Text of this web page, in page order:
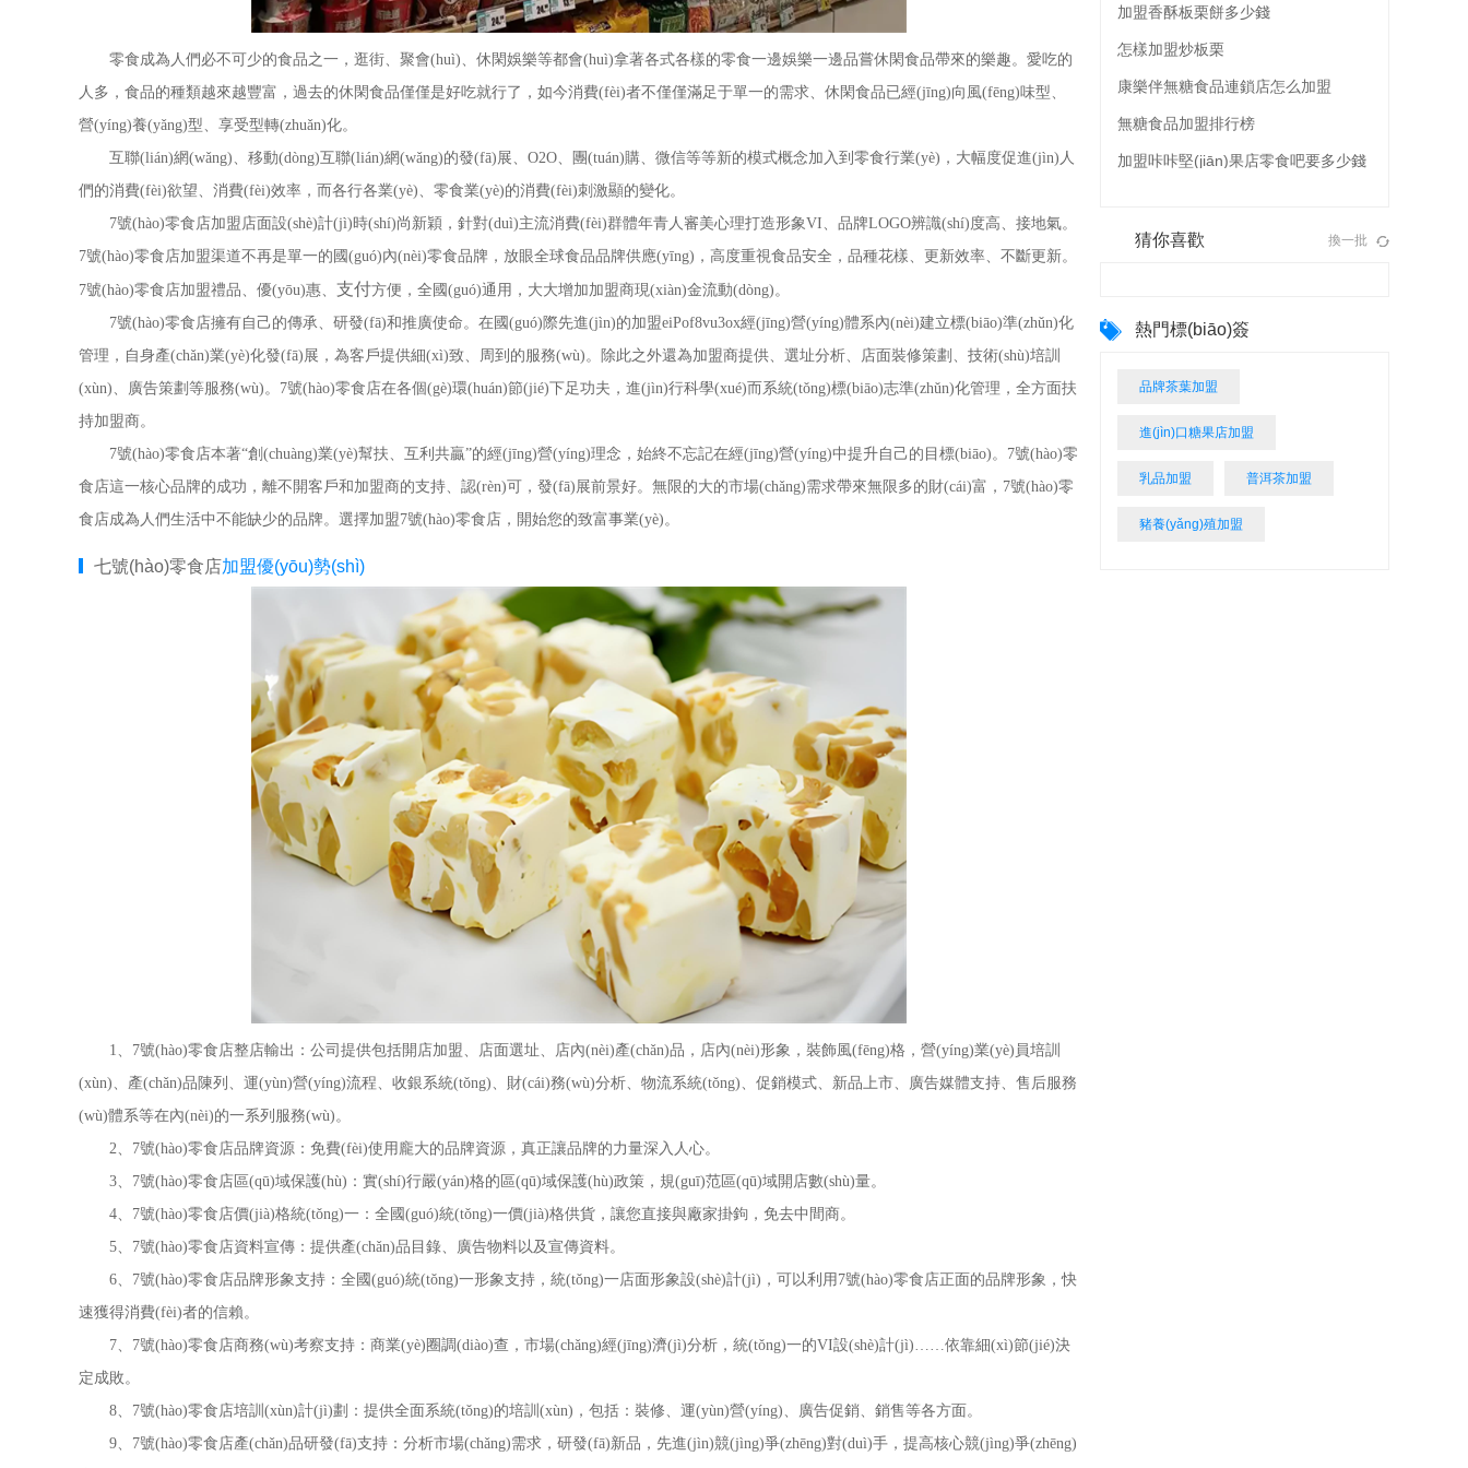
零食成為人們必不可少的食品之一，逛街、聚會(huì)、休閑娛樂等都會(huì)拿著各式各樣的零食一邊娛樂一邊品嘗休閑食品帶來的樂趣。愛吃的
人多，食品的種類越來越豐富，過去的休閑食品僅僅是好吃就行了，如今消費(fèi)者不僅僅滿足于單一的需求、休閑食品已經(jīng)向風(fēng)味型、
營(yíng)養(yǎng)型、享受型轉(zhuǎn)化。
互聯(lián)網(wǎng)、移動(dòng)互聯(lián)網(wǎng)的發(fā)展、O2O、團(tuán)購、微信等等新的模式概念加入到零食行業(yè)，大幅度促進(jìn)人
們的消費(fèi)欲望、消費(fèi)效率，而各行各業(yè)、零食業(yè)的消費(fèi)刺激顯的變化。
7號(hào)零食店加盟店面設(shè)計(jì)時(shí)尚新穎，針對(duì)主流消費(fèi)群體年青人審美心理打造形象VI、品牌LOGO辨識(shí)度高、接地氣。
7號(hào)零食店加盟渠道不再是單一的國(guó)內(nèi)零食品牌，放眼全球食品品牌供應(yīng)，高度重視食品安全，品種花樣、更新效率、不斷更新。
7號(hào)零食店加盟禮品、優(yōu)惠、 支付方便，全國(guó)通用，大大增加加盟商現(xiàn)金流動(dòng)。
7號(hào)零食店擁有自己的傳承、研發(fā)和推廣使命。在國(guó)際先進(jìn)的加盟eiPof8vu3ox經(jīng)營(yíng)體系內(nèi)建立標(biāo)準(zhǔn)化
管理，自身產(chǎn)業(yè)化發(fā)展，為客戶提供細(xì)致、周到的服務(wù)。除此之外還為加盟商提供、選址分析、店面裝修策劃、技術(shù)培訓
(xùn)、廣告策劃等服務(wù)。7號(hào)零食店在各個(gè)環(huán)節(jié)下足功夫，進(jìn)行科學(xué)而系統(tǒng)標(biāo)志準(zhǔn)化管理，全方面扶
持加盟商。
7號(hào)零食店本著“創(chuàng)業(yè)幫扶、互利共贏”的經(jīng)營(yíng)理念，始終不忘記在經(jīng)營(yíng)中提升自己的目標(biāo)。7號(hào)零
食店這一核心品牌的成功，離不開客戶和加盟商的支持、認(rèn)可，發(fā)展前景好。無限的大的市場(chǎng)需求帶來無限多的財(cái)富，7號(hào)零
食店成為人們生活中不能缺少的品牌。選擇加盟7號(hào)零食店，開始您的致富事業(yè)。
七號(hào)零食店加盟優(yōu)勢(shì)
1、7號(hào)零食店整店輸出：公司提供包括開店加盟、店面選址、店內(nèi)產(chǎn)品，店內(nèi)形象，裝飾風(fēng)格，營(yíng)業(yè)員培訓
(xùn)、產(chǎn)品陳列、運(yùn)營(yíng)流程、收銀系統(tǒng)、財(cái)務(wù)分析、物流系統(tǒng)、促銷模式、新品上市、廣告媒體支持、售后服務
(wù)體系等在內(nèi)的一系列服務(wù)。
2、7號(hào)零食店品牌資源：免費(fèi)使用龐大的品牌資源，真正讓品牌的力量深入人心。
3、7號(hào)零食店區(qū)域保護(hù)：實(shí)行嚴(yán)格的區(qū)域保護(hù)政策，規(guī)范區(qū)域開店數(shù)量。
4、7號(hào)零食店價(jià)格統(tǒng)一：全國(guó)統(tǒng)一價(jià)格供貨，讓您直接與廠家掛鉤，免去中間商。
5、7號(hào)零食店資料宣傳：提供產(chǎn)品目錄、廣告物料以及宣傳資料。
6、7號(hào)零食店品牌形象支持：全國(guó)統(tǒng)一形象支持，統(tǒng)一店面形象設(shè)計(jì)，可以利用7號(hào)零食店正面的品牌形象，快
速獲得消費(fèi)者的信賴。
7、7號(hào)零食店商務(wù)考察支持：商業(yè)圈調(diào)查，市場(chǎng)經(jīng)濟(jì)分析，統(tǒng)一的VI設(shè)計(jì)……依靠細(xì)節(jié)決
定成敗。
8、7號(hào)零食店培訓(xùn)計(jì)劃：提供全面系統(tǒng)的培訓(xùn)，包括：裝修、運(yùn)營(yíng)、廣告促銷、銷售等各方面。
9、7號(hào)零食店產(chǎn)品研發(fā)支持：分析市場(chǎng)需求，研發(fā)新品，先進(jìn)競(jìng)爭(zhēng)對(duì)手，提高核心競(jìng)爭(zhēng)
加盟香酥板栗餅多少錢
怎樣加盟炒板栗
康樂伴無糖食品連鎖店怎么加盟
無糖食品加盟排行榜
加盟咔咔堅(jiān)果店零食吧要多少錢
猜你喜歡 換一批
熱門標(biāo)簽
品牌茶葉加盟
進(jìn)口糖果店加盟
乳品加盟 普洱茶加盟
豬養(yǎng)殖加盟